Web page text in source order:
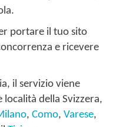
portare il tuo sito
e ricevere
il servizio viene
della Svizzera,
, Como, Varese,